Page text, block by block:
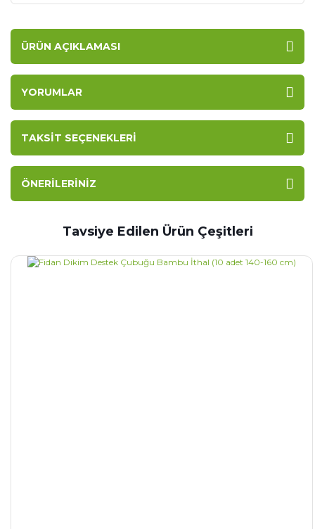
ÜRÜN AÇIKLAMASI
YORUMLAR
TAKSIT SEÇENEKLERI
ÖNERILERINIZ
Tavsiye Edilen Ürün Çeşitleri